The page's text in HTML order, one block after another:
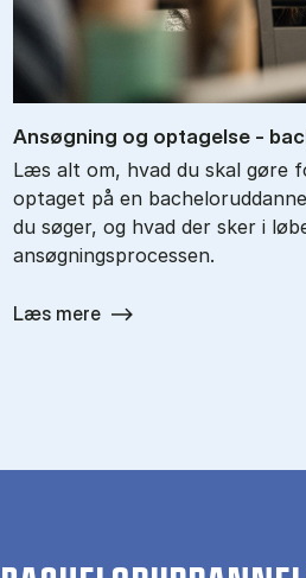
An­søg­ning og op­ta­gel­se -
Læs alt om, hvad du skal gøre
optaget på en
du søger, og hvad der sker i
ansøgningsprocessen.
Læs mere